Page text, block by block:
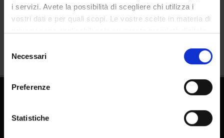
i servizi. Avete la possibilità di scegliere chi utilizza i
vostri dati e per quali scopi. Le vostre scelte in materia di
modificare o revocare il proprio consenso in qualsiasi
momento dalla Dichiarazione sui cookie o facendo clic
raccogliere informazioni sulla tua posizione
geografica, con un'approssimazione di qualche
delNecessari
Preferenze
Statistiche
Share